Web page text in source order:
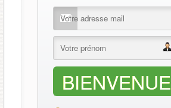
BIENVENUE